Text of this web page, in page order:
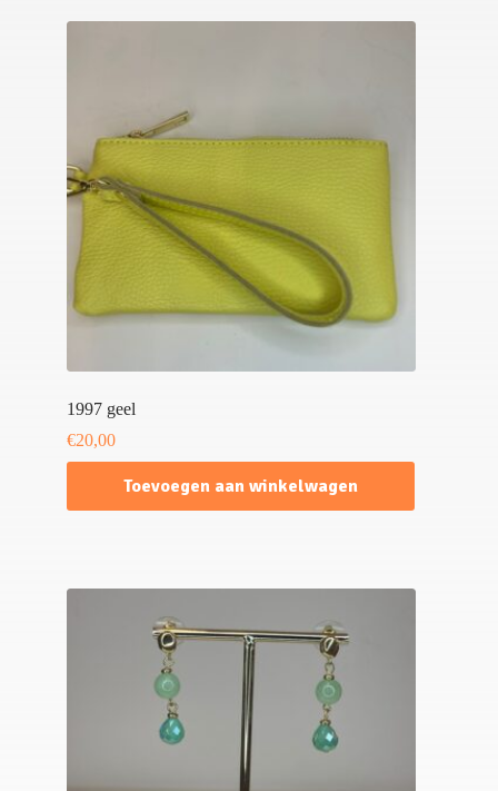
1997 geel
€20,00
Toevoegen aan winkelwagen